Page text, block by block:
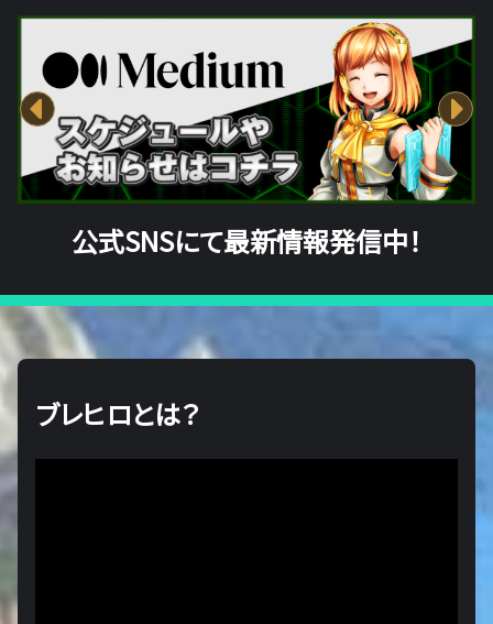
公式SNSにて最新情報発信中！
ブレヒロとは？